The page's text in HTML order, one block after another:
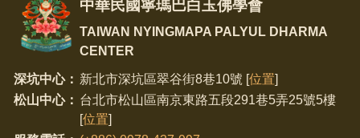
中華民國寧瑪巴白玉佛學會
TAIWAN NYINGMAPA PALYUL DHARMA
CENTER
深坑中心： 新北市深坑區翠谷街8巷10號 [位置]
松山中心： 台北市松山區南京東路五段291巷5弄25號5樓
[位置]